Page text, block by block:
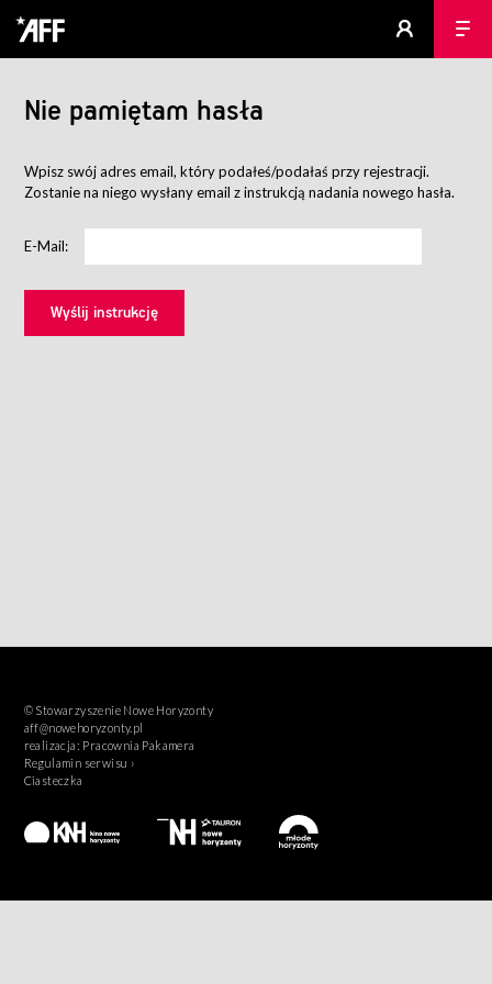
Nie pamiętam hasła
Wpisz swój adres email, który podałeś/podałaś przy rejestracji.
Zostanie na niego wysłany email z instrukcją nadania nowego hasła.
E-Mail:
© Stowarzyszenie Nowe Horyzonty
aff@nowehoryzonty.pl
realizacja: Pracownia Pakamera
Regulamin serwisu ›
Ciasteczka